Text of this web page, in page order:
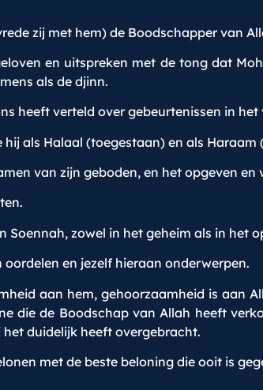
zij met hem) de Boodschapper van
en uitspreken met de tong dat
als de djinn.
verteld over gebeurtenissen in het
als Halaal (toegestaan) en als Haraam
van zijn geboden, en het opgeven en
zowel in het geheim als in het
en jezelf hieraan onderwerpen.
aan hem, gehoorzaamheid is aan
die de Boodschap van Allah heeft
duidelijk heeft overgebracht.
met de beste beloning die ooit is